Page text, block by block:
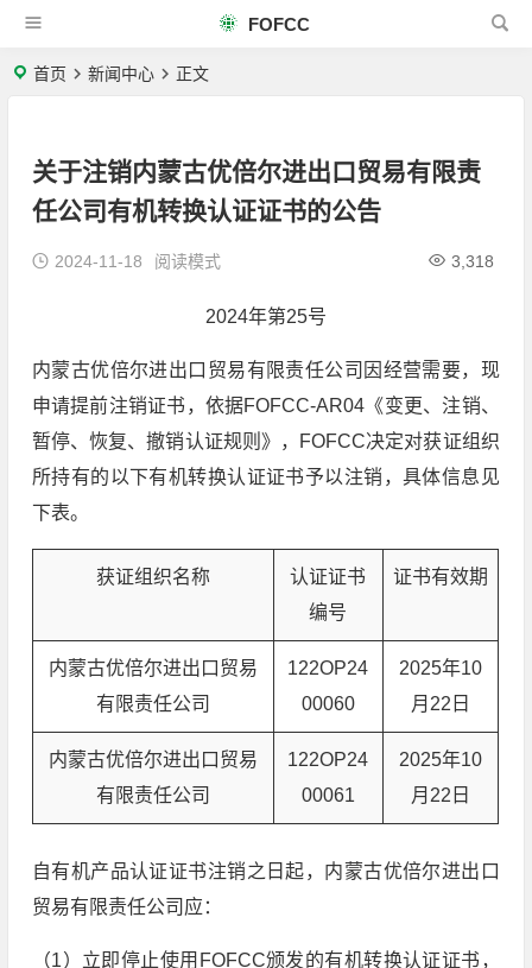
FOFCC
首页 新闻中心 正文
关于注销内蒙古优倍尔进出口贸易有限责
任公司有机转换认证证书的公告
2024-11-18 3,318
阅读模式
2024年第25号
内蒙古优倍尔进出口贸易有限责任公司因经营需要，现
申请提前注销证书，依据FOFCC-AR04《变更、注销、
暂停、恢复、撤销认证规则》，FOFCC决定对获证组织
所持有的以下有机转换认证证书予以注销，具体信息见
下表。
获证组织名称
认证证书
编号
证书有效期
内蒙古优倍尔进出口贸易
有限责任公司
122OP24
00060
2025年10
月22日
内蒙古优倍尔进出口贸易
有限责任公司
122OP24
00061
2025年10
月22日
自有机产品认证证书注销之日起，内蒙古优倍尔进出口
贸易有限责任公司应：
（1）立即停止使用FOFCC颁发的有机转换认证证书，